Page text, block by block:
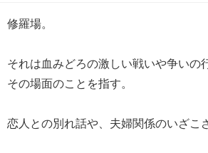
修羅場。
それは血みどろの激しい戦いや争いの
その場面のことを指す。
恋人との別れ話や、夫婦関係のいざこざ